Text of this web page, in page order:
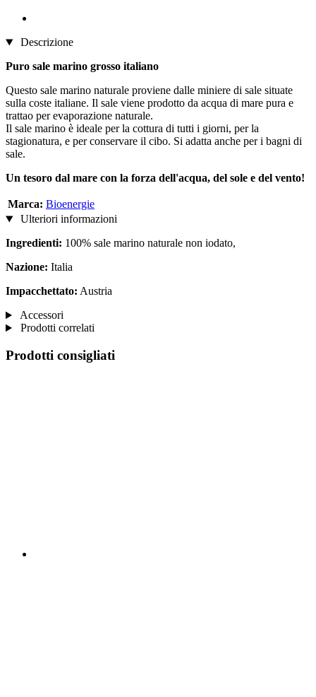
Descrizione
Puro sale marino grosso italiano
Questo sale marino naturale proviene dalle miniere di sale situate
sulla coste italiane. Il sale viene prodotto da acqua di mare pura e
trattao per evaporazione naturale.
Il sale marino è ideale per la cottura di tutti i giorni, per la
stagionatura, e per conservare il cibo. Si adatta anche per i bagni di
sale.
Un tesoro dal mare con la forza dell'acqua, del sole e del vento!
Marca: Bioenergie
Ulteriori informazioni
Ingredienti: 100% sale marino naturale non iodato,
Nazione: Italia
Impacchettato: Austria
Accessori
Prodotti correlati
Prodotti consigliati